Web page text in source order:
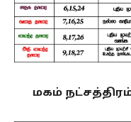
மகம்